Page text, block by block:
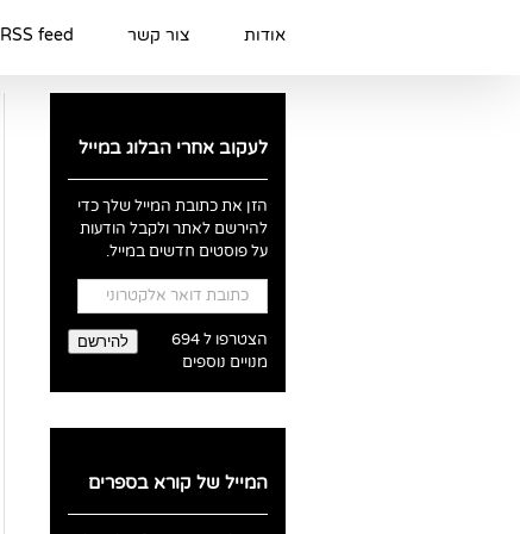
אודות צור קשר RSS feed
לעקוב אחרי הבלוג במייל
הזן את כתובת המייל שלך כדי
להירשם לאתר ולקבל הודעות
על פוסטים חדשים במייל.
כתובת
דואר
אלקטרוני
להירשם
הצטרפו ל 694
מנויים נוספים
המייל של קורא בספרים